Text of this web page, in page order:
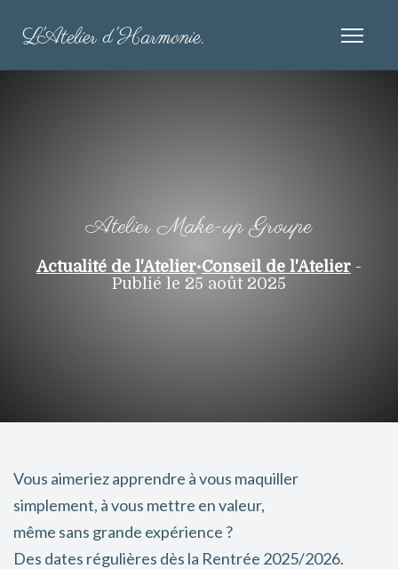
L'Atelier d'Harmonie.
Atelier Make-up Groupe
Actualité de l'Atelier•Conseil de l'Atelier -
Publié le 25 août 2025
Vous aimeriez apprendre à vous maquiller
simplement, à vous mettre en valeur,
même sans grande expérience ?
Des dates régulières dès la Rentrée 2025/2026.